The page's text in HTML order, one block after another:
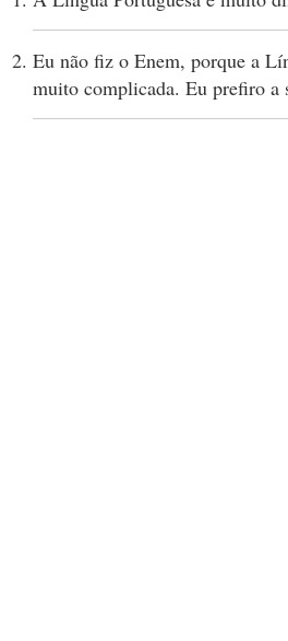
Eu não fiz o Enem, porque a
muito complicada. Eu prefiro a